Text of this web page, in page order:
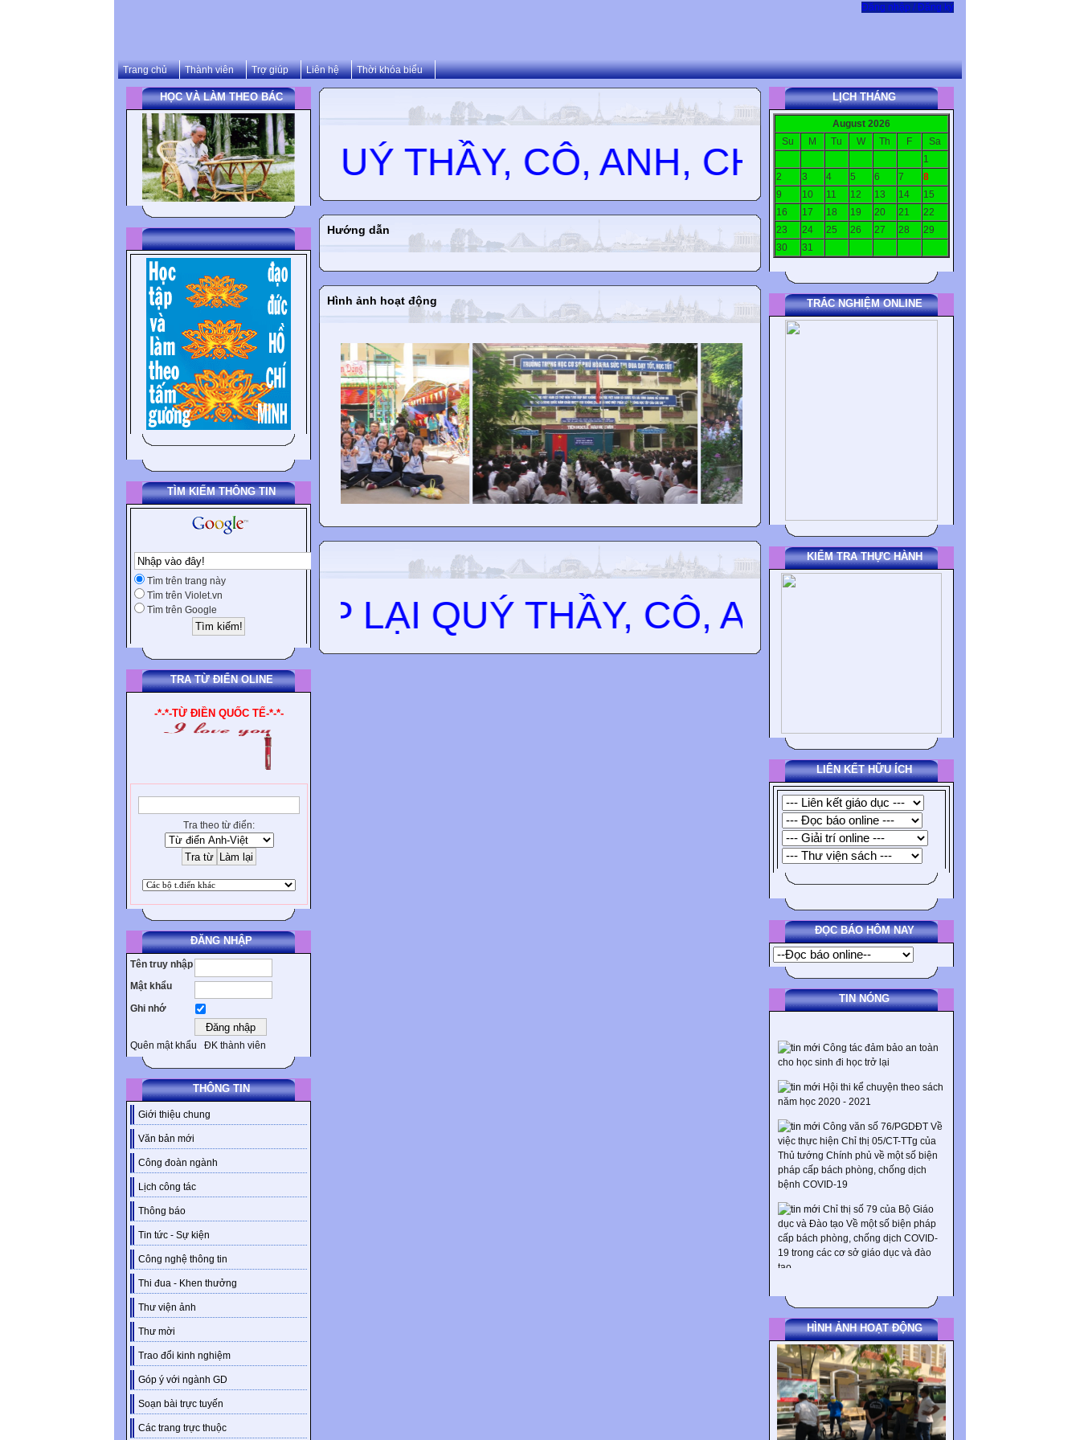
Đăng nhập / Đăng ký
Trang chủ Thành viên Trợ giúp Liên hệ Thời khóa biểu
HỌC VÀ LÀM THEO BÁC
TÌM KIẾM THÔNG TIN
Tìm trên trang này
Tìm trên Violet.vn
Tìm trên Google
TRA TỪ ĐIỂN OLINE
-*-*-TỪ ĐIỀN QUỐC TẾ-*-*-
Tra theo từ điển:
ĐĂNG NHẬP
Tên truy nhập
Mật khẩu
Ghi nhớ
Quên mật khẩu ĐK thành viên
THÔNG TIN
Giới thiệu chung
Văn bản mới
Công đoàn ngành
Lịch công tác
Thông báo
Tin tức - Sự kiện
Công nghệ thông tin
Thi đua - Khen thưởng
Thư viện ảnh
Thư mời
Trao đổi kinh nghiệm
Góp ý với ngành GD
Soạn bài trực tuyến
Các trang trực thuộc
LỊCH THÁNG
August 2026
Su
M Tu W Th F
Sa
1
2
3 4 5 6 7
8
9
10 11 12 13 14
15
16
17 18 19 20 21
22
23
24 25 26 27 28
29
30
31
TRẮC NGHIỆM ONLINE
KIỂM TRA THỰC HÀNH
LIÊN KẾT HỮU ÍCH
ĐỌC BÁO HÔM NAY
TIN NÓNG
cho học sinh đi học trở lại
năm học 2020 - 2021
việc thực hiện Chỉ thị 05/CT-TTg của
Thủ tướng Chính phủ về một số biện
pháp cấp bách phòng, chống dịch
bệnh COVID-19
dục và Đào tạo Về một số biện pháp
cấp bách phòng, chống dịch COVID-
19 trong các cơ sở giáo dục và đào
tạo
cao năng lực phòng, chống dịch
COVID-19..."
Tài liệu truyền thông hướng
dẫn phòng, chống dịch covid-19 dành
cho trẻ em mầm non và học sinh phổ
thông
Công văn số 210/SGDĐT-
KTQLCLGD của Sở Giáo dục và Đào
tạo Về việc chủ động điều chỉnh kế
HÌNH ẢNH HOẠT ĐỘNG
CHÀO MỪNG QUÝ THẦY, CÔ, ANH, CHỊ VÀ CÁC BẠN ĐÃ
Hướng dẫn
Hình ảnh hoạt động
RẤT MONG GẶP LẠI QUÝ THẦY, CÔ, ANH, CHỊ VÀ CÁC